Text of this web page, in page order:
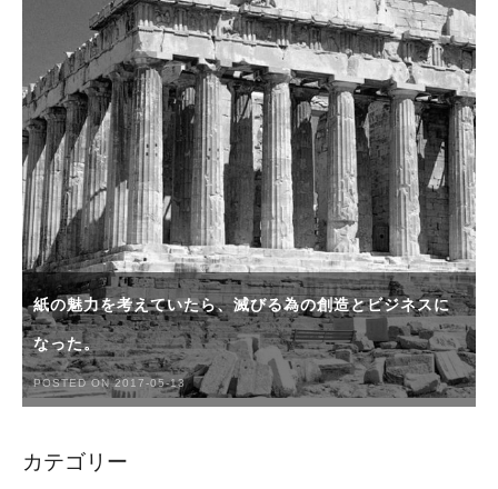
紙の魅力を考えていたら、滅びる為の創造とビジネスに
なった。
POSTED ON 2017-05-13
カテゴリー